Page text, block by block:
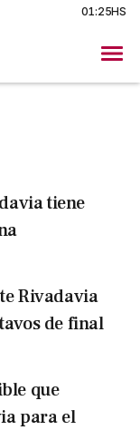
01:25HS
tiene
Rivadavia
de final
que
para el